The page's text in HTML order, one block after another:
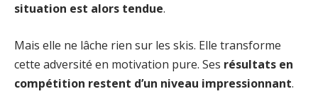
situation est alors tendue.
Mais elle ne lâche rien sur les skis. Elle transforme
cette adversité en motivation pure. Ses résultats en
compétition restent d’un niveau impressionnant.